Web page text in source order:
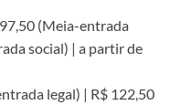
(Meia-entrada
social) | a partir de
legal) | R$ 122,50